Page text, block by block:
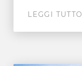
LEGGI TUTTO